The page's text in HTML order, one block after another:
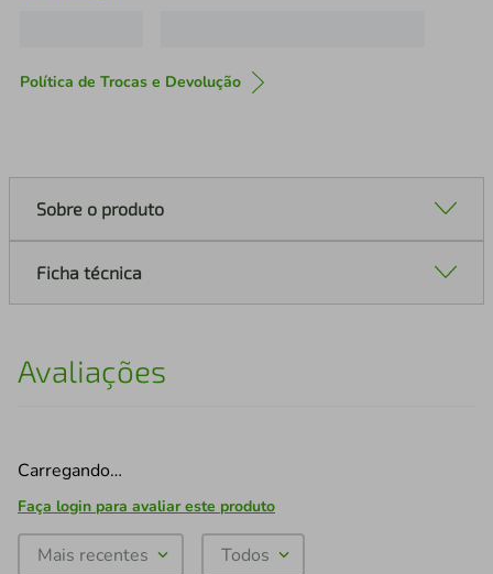
Política de Trocas e Devolução
Sobre o produto
Ficha técnica
Avaliações
Carregando…
Faça login para avaliar este produto
Mais recentes Todos